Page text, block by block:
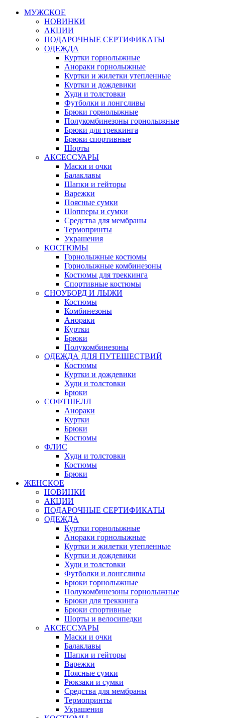
МУЖСКОЕ
НОВИНКИ
АКЦИИ
ПОДАРОЧНЫЕ СЕРТИФИКАТЫ
ОДЕЖДА
Куртки горнолыжные
Анораки горнолыжные
Куртки и жилетки утепленные
Куртки и дождевики
Худи и толстовки
Футболки и лонгсливы
Брюки горнолыжные
Полукомбинезоны горнолыжные
Брюки для треккинга
Брюки спортивные
Шорты
АКСЕССУАРЫ
Маски и очки
Балаклавы
Шапки и гейторы
Варежки
Поясные сумки
Шопперы и сумки
Средства для мембраны
Термопринты
Украшения
КОСТЮМЫ
Горнолыжные костюмы
Горнолыжные комбинезоны
Костюмы для треккинга
Спортивные костюмы
СНОУБОРД И ЛЫЖИ
Костюмы
Комбинезоны
Анораки
Куртки
Брюки
Полукомбинезоны
ОДЕЖДА ДЛЯ ПУТЕШЕСТВИЙ
Костюмы
Куртки и дождевики
Худи и толстовки
Брюки
СОФТШЕЛЛ
Анораки
Куртки
Брюки
Костюмы
ФЛИС
Худи и толстовки
Костюмы
Брюки
ЖЕНСКОЕ
НОВИНКИ
АКЦИИ
ПОДАРОЧНЫЕ СЕРТИФИКАТЫ
ОДЕЖДА
Куртки горнолыжные
Анораки горнолыжные
Куртки и жилетки утепленные
Куртки и дождевики
Худи и толстовки
Футболки и лонгсливы
Брюки горнолыжные
Полукомбинезоны горнолыжные
Брюки для треккинга
Брюки спортивные
Шорты и велосипедки
АКСЕССУАРЫ
Маски и очки
Балаклавы
Шапки и гейторы
Варежки
Поясные сумки
Рюкзаки и сумки
Средства для мембраны
Термопринты
Украшения